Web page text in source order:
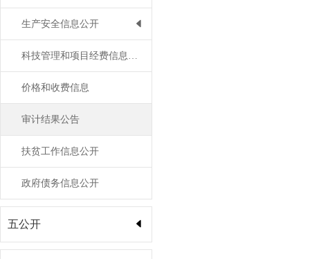
生产安全信息公开
科技管理和项目经费信息公开
价格和收费信息
审计结果公告
扶贫工作信息公开
政府债务信息公开
五公开